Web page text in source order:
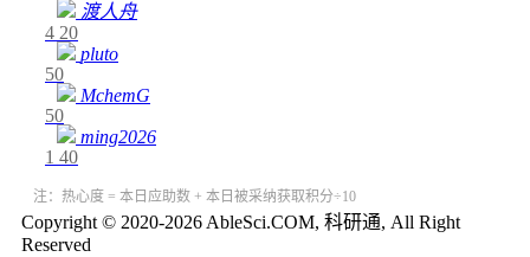
渡人舟
4 20
pluto
50
MchemG
50
ming2026
1 40
注：热心度 = 本日应助数 + 本日被采纳获取积分÷10
Copyright © 2020-2026 AbleSci.COM, 科研通, All Right
Reserved